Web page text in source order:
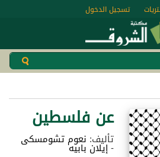
تسجيل الدخول
عن فلسطين
تأليف: نعوم تشومسكى
-إيلان بابيه